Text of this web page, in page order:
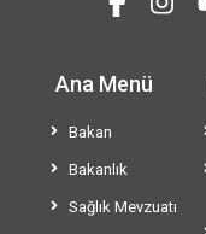
Ana Menü
Bakan
Bakanlık
Sağlık Mevzuatı